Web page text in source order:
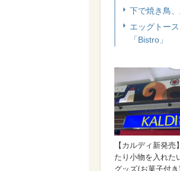
下で焼き鳥
エッグトー
「Bistro」